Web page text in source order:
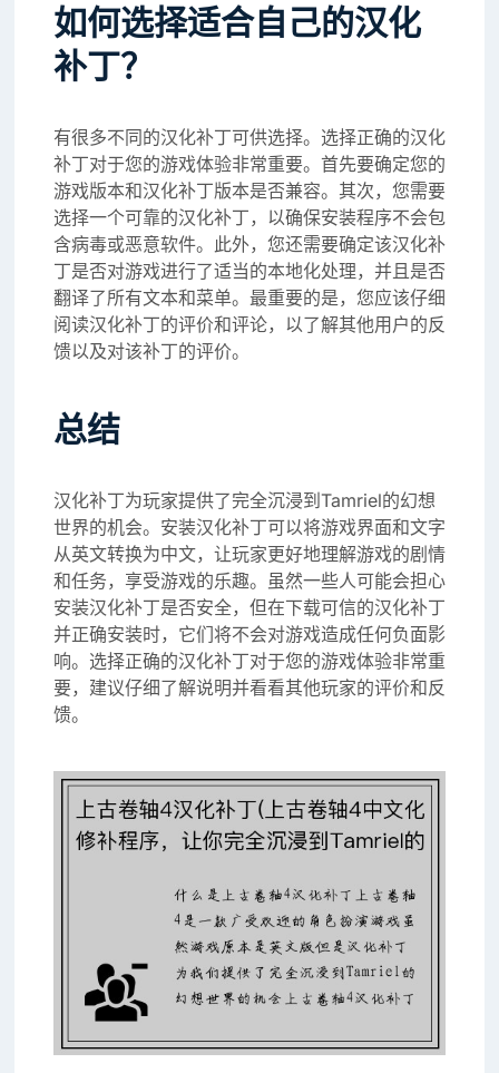
如何选择适合自己的汉化
补丁？
有很多不同的汉化补丁可供选择。选择正确的汉化
补丁对于您的游戏体验非常重要。首先要确定您的
游戏版本和汉化补丁版本是否兼容。其次，您需要
选择一个可靠的汉化补丁，以确保安装程序不会包
含病毒或恶意软件。此外，您还需要确定该汉化补
丁是否对游戏进行了适当的本地化处理，并且是否
翻译了所有文本和菜单。最重要的是，您应该仔细
阅读汉化补丁的评价和评论，以了解其他用户的反
馈以及对该补丁的评价。
总结
汉化补丁为玩家提供了完全沉浸到Tamriel的幻想
世界的机会。安装汉化补丁可以将游戏界面和文字
从英文转换为中文，让玩家更好地理解游戏的剧情
和任务，享受游戏的乐趣。虽然一些人可能会担心
安装汉化补丁是否安全，但在下载可信的汉化补丁
并正确安装时，它们将不会对游戏造成任何负面影
响。选择正确的汉化补丁对于您的游戏体验非常重
要，建议仔细了解说明并看看其他玩家的评价和反
馈。